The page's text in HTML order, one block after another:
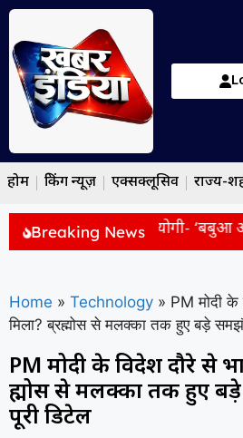
होम ब्रेकिंग न्यूज़ एक्सक्लूसिव राज्य-
Breaking News
तंज कस बोले CM योगी- ‘बबुआ अभी
Home » Technology » PM मोदी के
मिला? ब्रह्मोस से मलक्का तक हुए बड़े
PM मोदी के विदेश दौरे से
ब्रह्मोस से मलक्का तक हुए
पूरी डिटेल